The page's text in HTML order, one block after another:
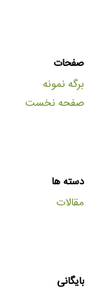
صفحات
برگه نمونه
صفحه نخست
دسته ها
مقالات
بایگانی